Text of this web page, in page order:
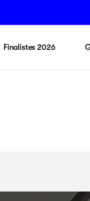
Finalistes 2026